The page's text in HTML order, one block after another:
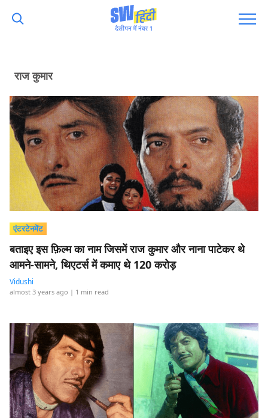
राज कुमार
एंटरटेनमेंट
बताइए इस फ़िल्म का नाम जिसमें राज कुमार और नाना पाटेकर थे
आमने-सामने, थिएटर्स में कमाए थे 120 करोड़
Vidushi
almost 3 years ago | 1 min read